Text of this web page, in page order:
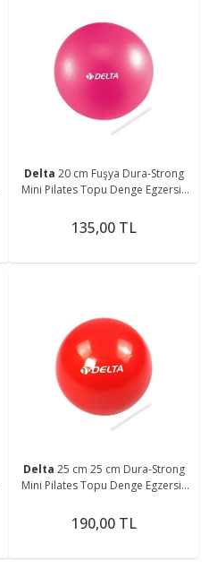
Delta 20 cm Fuşya Dura-Strong
Mini Pilates Topu Denge Egzersiz
135,00 TL
Delta 25 cm 25 cm Dura-Strong
Mini Pilates Topu Denge Egzersiz
değildir Pilates
190,00 TL